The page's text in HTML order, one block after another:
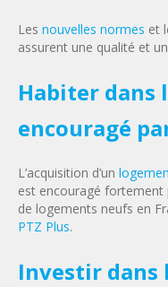
Les nouvelles normes et
assurent une qualité et
Habiter dans
encouragé
L’acquisition d’un
est encouragé fortement
de logements neufs en
PTZ Plus.
Investir dans